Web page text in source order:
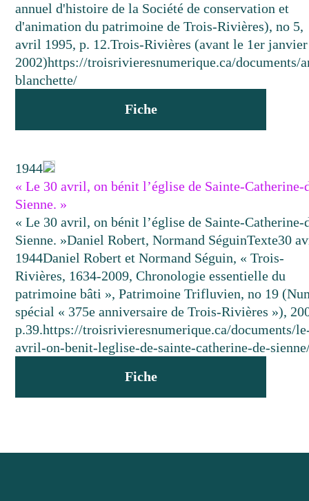
annuel d'histoire de la Société de conservation et
d'animation du patrimoine de Trois-Rivières), no 5,
avril 1995, p. 12.Trois-Rivières (avant le 1er janvier
2002)https://troisrivieresnumerique.ca/documents/
blanchette/
Fiche
1944
« Le 30 avril, on bénit l’église de Sainte-Catherine-
Sienne. »
« Le 30 avril, on bénit l’église de Sainte-Catherine-
Sienne. »Daniel Robert, Normand SéguinTexte30
1944Daniel Robert et Normand Séguin, « Trois-
Rivières, 1634-2009, Chronologie essentielle du
patrimoine bâti », Patrimoine Trifluvien, no 19
spécial « 375e anniversaire de Trois-Rivières »),
p.39.https://troisrivieresnumerique.ca/documents/
avril-on-benit-leglise-de-sainte-catherine-de-
Fiche